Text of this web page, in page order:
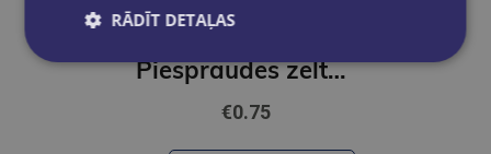
Piespraudes zelta Forpus 100.gab
€0.75
RĀDĪT DETAĻAS